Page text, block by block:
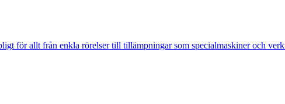
för allt från enkla rörelser till tillämpningar som specialmaskiner och